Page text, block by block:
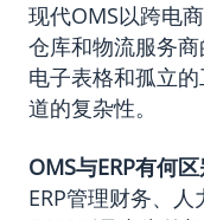
现代OMS以跨电
仓库和物流服务商
电子表格和孤立
道的复杂性。
OMS与ERP有何区
ERP管理财务、